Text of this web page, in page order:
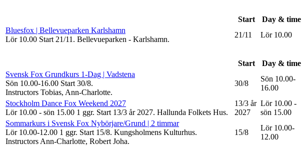
Start
Day & time
Bluesfox | Bellevueparken Karlshamn
Lör 10.00 Start 21/11 . Bellevueparken - Karlshamn.
21/11 Lör 10.00
Start
Day & time
Svensk Fox Grundkurs 1-Dag | Vadstena
Sön 10.00-16.00 Start 30/8.
Instructors Tobias, Ann-Charlotte.
30/8
Sön 10.00-
16.00
Stockholm Dance Fox Weekend 2027
Lör 10.00 - sön 15.00 1 ggr. Start 13/3 år 2027. Hallunda Folkets Hus.
13/3 år
2027
Lör 10.00 -
sön 15.00
Sommarkurs i Svensk Fox Nybörjare/Grund | 2 timmar
Lör 10.00-12.00 1 ggr. Start 15/8. Kungsholmens Kulturhus.
Instructors Ann-Charlotte, Robert Joha.
15/8
Lör 10.00-
12.00